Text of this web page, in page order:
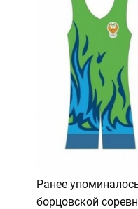
Ранее
борцовской